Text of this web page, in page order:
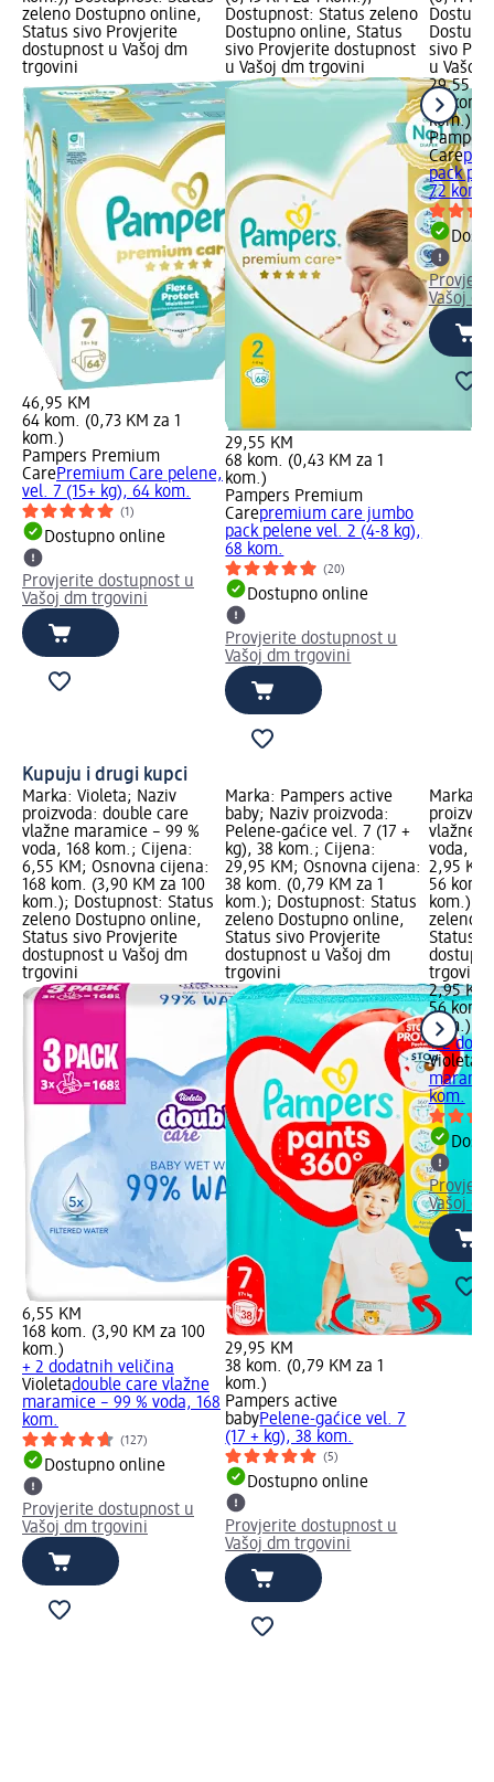
zeleno Dostupno online,
Status sivo Provjerite
dostupnost u Vašoj dm
trgovini
46,95 KM
64 kom. (0,73 KM za 1
kom.)
Pampers Premium
CarePremium Care pelene,
vel. 7 (15+ kg), 64 kom.
(1)
Dostupno online
Provjerite dostupnost u
Vašoj dm trgovini
Dostupnost: Status zeleno
Dostupno online, Status
sivo Provjerite dostupnost
u Vašoj dm trgovini
29,55 KM
68 kom. (0,43 KM za 1
kom.)
Pampers Premium
Carepremium care jumbo
pack pelene vel. 2 (4-8 kg),
68 kom.
(20)
Dostupno online
Provjerite dostupnost u
Vašoj dm trgovini
sivo
u Vašoj
29,55
72 kom.
kom.)
Care
pack
72 kom.
Vašoj
Kupuju i drugi kupci
Marka: Violeta; Naziv
proizvoda: double care
vlažne maramice – 99 %
voda, 168 kom.; Cijena:
6,55 KM; Osnovna cijena:
168 kom. (3,90 KM za 100
kom.); Dostupnost: Status
zeleno Dostupno online,
Status sivo Provjerite
dostupnost u Vašoj dm
trgovini
6,55 KM
168 kom. (3,90 KM za 100
kom.)
+ 2 dodatnih veličina
Violetadouble care vlažne
maramice – 99 % voda, 168
kom.
(127)
Dostupno online
Provjerite dostupnost u
Vašoj dm trgovini
Marka: Pampers active
baby; Naziv proizvoda:
Pelene-gaćice vel. 7 (17 +
kg), 38 kom.; Cijena:
29,95 KM; Osnovna cijena:
38 kom. (0,79 KM za 1
kom.); Dostupnost: Status
zeleno Dostupno online,
Status sivo Provjerite
dostupnost u Vašoj dm
trgovini
29,95 KM
38 kom. (0,79 KM za 1
kom.)
Pampers active
babyPelene-gaćice vel. 7
(17 + kg), 38 kom.
(5)
Dostupno online
Provjerite dostupnost u
Vašoj dm trgovini
Marka:
vlažne
voda,
2,95
56 kom.
kom.);
zeleno
Status
trgovini
2,95 KM
56 kom.
kom.)
+ 2
Violeta
kom.
Vašoj